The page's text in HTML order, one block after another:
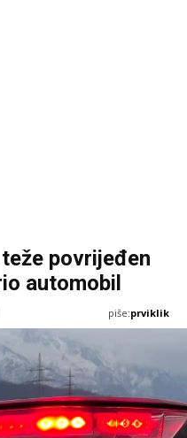
povrijeđen
automobil
piše:prviklik